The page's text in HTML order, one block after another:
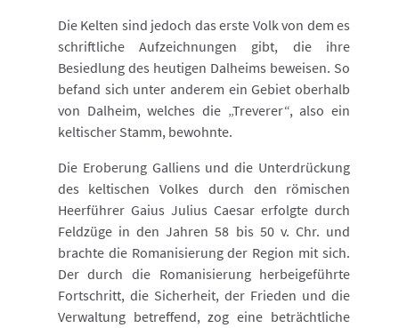
Die Kelten sind jedoch das erste Volk von dem es
schriftliche Aufzeichnungen gibt, die ihre
Besiedlung des heutigen Dalheims beweisen. So
befand sich unter anderem ein Gebiet oberhalb
von Dalheim, welches die „Treverer“, also ein
keltischer Stamm, bewohnte.
Die Eroberung Galliens und die Unterdrückung
des keltischen Volkes durch den römischen
Heerführer Gaius Julius Caesar erfolgte durch
Feldzüge in den Jahren 58 bis 50 v. Chr. und
brachte die Romanisierung der Region mit sich.
Der durch die Romanisierung herbeigeführte
Fortschritt, die Sicherheit, der Frieden und die
Verwaltung betreffend, zog eine beträchtliche